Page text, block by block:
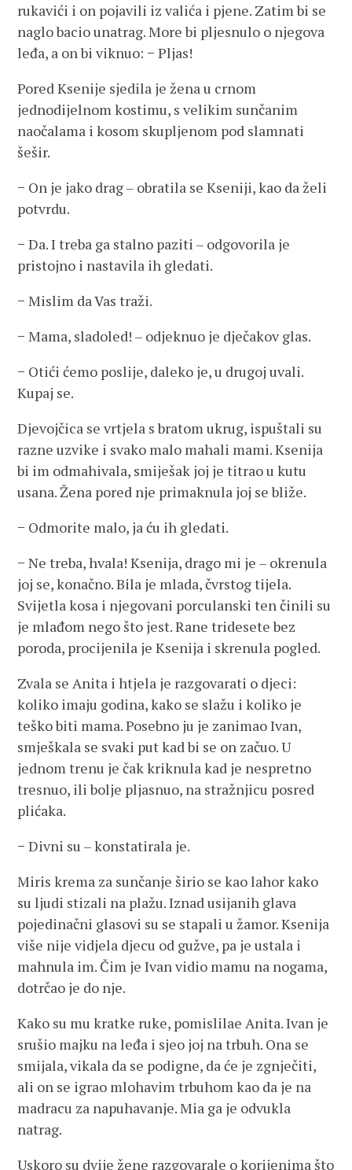
rukavići i on pojavili iz valića i pjene. Zatim bi se
naglo bacio unatrag. More bi pljesnulo o njegova
leđa, a on bi viknuo: − Pljas!
Pored Ksenije sjedila je žena u crnom
jednodijelnom kostimu, s velikim sunčanim
naočalama i kosom skupljenom pod slamnati
šešir.
− On je jako drag – obratila se Kseniji, kao da želi
potvrdu.
− Da. I treba ga stalno paziti – odgovorila je
pristojno i nastavila ih gledati.
− Mislim da Vas traži.
− Mama, sladoled! – odjeknuo je dječakov glas.
− Otići ćemo poslije, daleko je, u drugoj uvali.
Kupaj se.
Djevojčica se vrtjela s bratom ukrug, ispuštali su
razne uzvike i svako malo mahali mami. Ksenija
bi im odmahivala, smiješak joj je titrao u kutu
usana. Žena pored nje primaknula joj se bliže.
− Odmorite malo, ja ću ih gledati.
− Ne treba, hvala! Ksenija, drago mi je – okrenula
joj se, konačno. Bila je mlada, čvrstog tijela.
Svijetla kosa i njegovani porculanski ten činili su
je mlađom nego što jest. Rane tridesete bez
poroda, procijenila je Ksenija i skrenula pogled.
Zvala se Anita i htjela je razgovarati o djeci:
koliko imaju godina, kako se slažu i koliko je
teško biti mama. Posebno ju je zanimao Ivan,
smješkala se svaki put kad bi se on začuo. U
jednom trenu je čak kriknula kad je nespretno
tresnuo, ili bolje pljasnuo, na stražnjicu posred
plićaka.
− Divni su – konstatirala je.
Miris krema za sunčanje širio se kao lahor kako
su ljudi stizali na plažu. Iznad usijanih glava
pojedinačni glasovi su se stapali u žamor. Ksenija
više nije vidjela djecu od gužve, pa je ustala i
mahnula im. Čim je Ivan vidio mamu na nogama,
dotrčao je do nje.
Kako su mu kratke ruke, pomislilae Anita. Ivan je
srušio majku na leđa i sjeo joj na trbuh. Ona se
smijala, vikala da se podigne, da će je zgnječiti,
ali on se igrao mlohavim trbuhom kao da je na
madracu za napuhavanje. Mia ga je odvukla
natrag.
Uskoro su dvije žene razgovarale o korijenima što